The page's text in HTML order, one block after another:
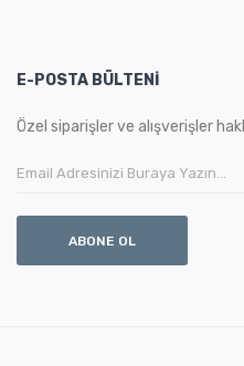
E-POSTA BÜLTENI
Özel siparişler ve alışverişler
ABONE OL